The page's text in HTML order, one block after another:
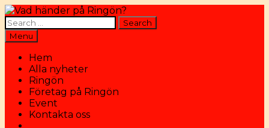
Skip
to
content
Search
for:
Search
Menu
Hem
Alla nyheter
Ringön
Företag på Ringön
Event
Kontakta oss